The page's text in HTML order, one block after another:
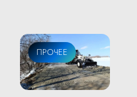
ПРОЧЕЕ